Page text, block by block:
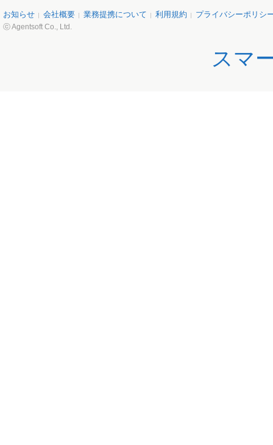
お知らせ 会社概要 業務提携について 利用規約 プライバシーポリシ
ⓒ Agentsoft Co., Ltd.
スマ